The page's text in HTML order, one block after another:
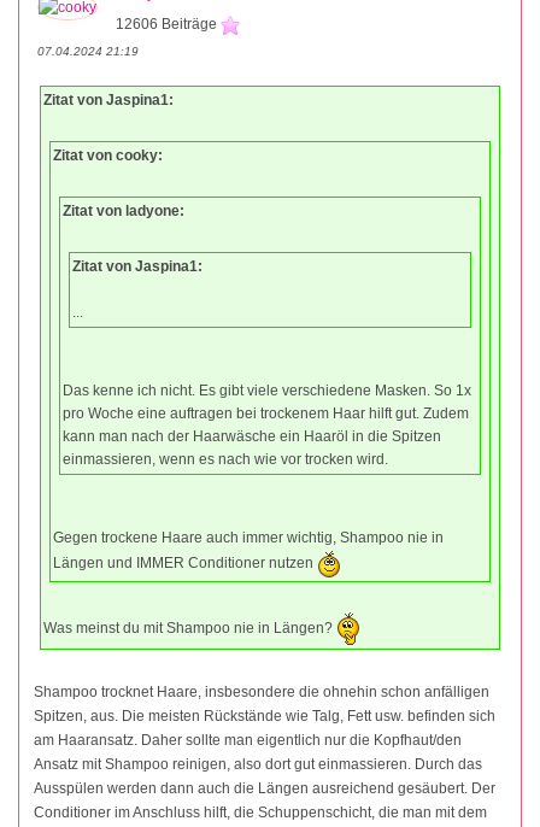
12606 Beiträge
07.04.2024 21:19
Zitat von Jaspina1:
Zitat von cooky:
Zitat von ladyone:
Zitat von Jaspina1:
...
Das kenne ich nicht. Es gibt viele verschiedene Masken. So 1x
pro Woche eine auftragen bei trockenem Haar hilft gut. Zudem
kann man nach der Haarwäsche ein Haaröl in die Spitzen
einmassieren, wenn es nach wie vor trocken wird.
Gegen trockene Haare auch immer wichtig, Shampoo nie in
Längen und IMMER Conditioner nutzen
Was meinst du mit Shampoo nie in Längen?
Shampoo trocknet Haare, insbesondere die ohnehin schon anfälligen
Spitzen, aus. Die meisten Rückstände wie Talg, Fett usw. befinden sich
am Haaransatz. Daher sollte man eigentlich nur die Kopfhaut/den
Ansatz mit Shampoo reinigen, also dort gut einmassieren. Durch das
Ausspülen werden dann auch die Längen ausreichend gesäubert. Der
Conditioner im Anschluss hilft, die Schuppenschicht, die man mit dem